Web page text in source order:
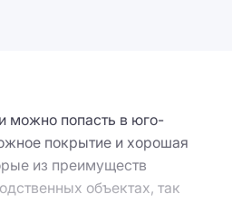
можно попасть в юго-
покрытие и хорошая
из преимуществ
объектах, так